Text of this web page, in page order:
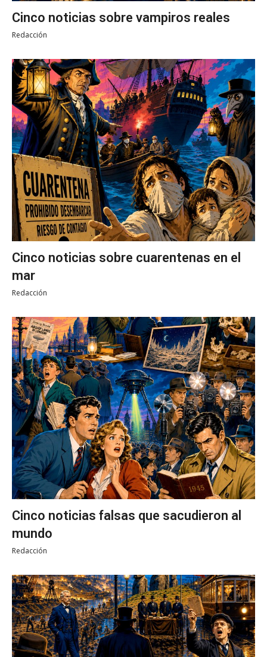
Cinco noticias sobre vampiros reales
Redacción
Cinco noticias sobre cuarentenas en el
mar
Redacción
Cinco noticias falsas que sacudieron al
mundo
Redacción